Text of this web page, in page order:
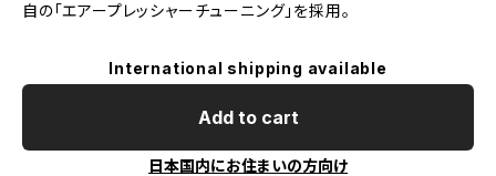
自の「エアープレッシャーチューニング」を採用。
International shipping available
Add to cart
日本国内にお住まいの方向け